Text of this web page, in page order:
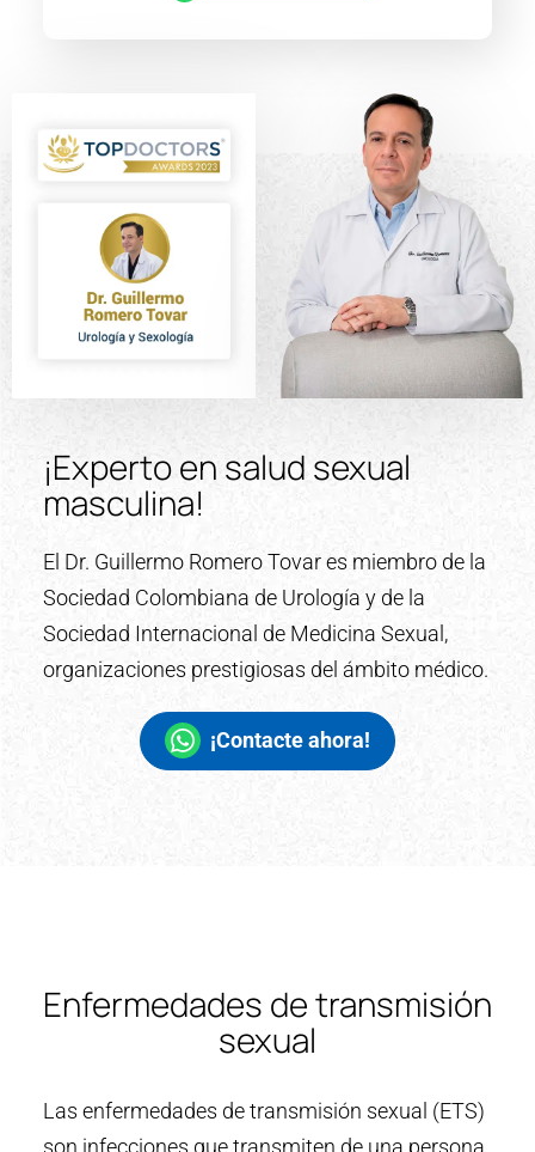
¡Experto en salud sexual
masculina!
El Dr. Guillermo Romero Tovar es miembro de la
Sociedad Colombiana de Urología y de la
Sociedad Internacional de Medicina Sexual,
organizaciones prestigiosas del ámbito médico.
¡Contacte ahora!
Enfermedades de transmisión
sexual
Las enfermedades de transmisión sexual (ETS)
son infecciones que transmiten de una persona